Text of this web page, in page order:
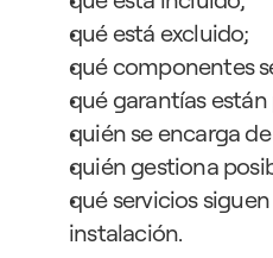
qué está excluido;
qué componentes
qué garantías están
quién se encarga
quién gestiona
qué servicios
instalación.